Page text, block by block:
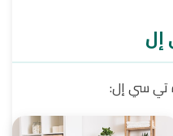
تي سي إل: